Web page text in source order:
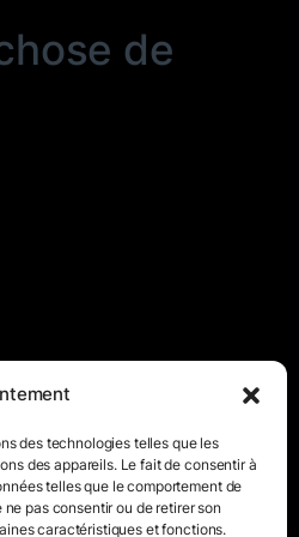
des technologies telles que les
des appareils. Le fait de consentir à
telles que le comportement de
pas consentir ou de retirer son
caractéristiques et fonctions.
de